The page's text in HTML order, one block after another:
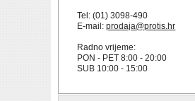
Tel: (01) 3098-490
E-mail:prodaja@protis.hr
Radno vrijeme:
PON - PET 8:00 - 20:00
SUB 10:00 - 15:00